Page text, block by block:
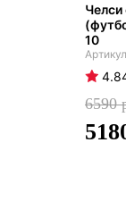
10
6590